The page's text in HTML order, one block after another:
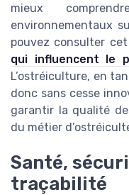
mieux
environnementaux
pouvez consulter
qui influencent le
L’ostréiculture, en
donc sans cesse
garantir la qualité
du métier
Santé,
traçabilité